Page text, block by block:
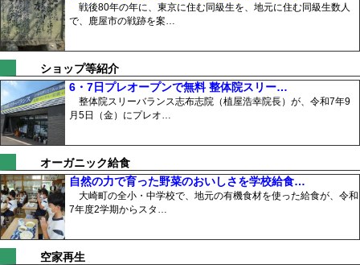
戦後80年の年に、東京に住む同級生を、地元に住む同級生数人
で、鹿屋市の戦跡を案…
ショップ等紹介
6・7日プレオープンで無料 整体院スリー…
整体院スリーバランス志布志院（植屋浩幸院長）が、令和7年9
月5日（金）にプレオ…
オーガニック給食
自然の力で育った野菜のおいしさを学校給食…
大崎町の全小・中学校で、地元の有機食材を使った給食が、令和
7年度2学期からスタ…
空家再生